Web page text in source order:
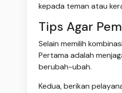
kepada teman atau
Tips Agar
Selain memilih
Pertama adalah
berubah-ubah.
Kedua, berikan